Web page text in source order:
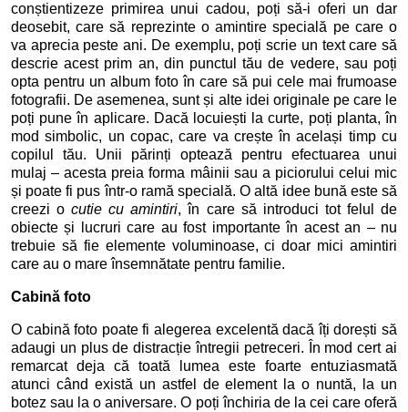
conștientizeze primirea unui cadou, poți să-i oferi un dar
deosebit, care să reprezinte o amintire specială pe care o
va aprecia peste ani. De exemplu, poți scrie un text care să
descrie acest prim an, din punctul tău de vedere, sau poți
opta pentru un album foto în care să pui cele mai frumoase
fotografii. De asemenea, sunt și alte idei originale pe care le
poți pune în aplicare. Dacă locuiești la curte, poți planta, în
mod simbolic, un copac, care va crește în același timp cu
copilul tău. Unii părinți optează pentru efectuarea unui
mulaj – acesta preia forma mâinii sau a piciorului celui mic
și poate fi pus într-o ramă specială. O altă idee bună este să
creezi ocutie cu amintiri, în care să introduci tot felul de
obiecte și lucruri care au fost importante în acest an – nu
trebuie să fie elemente voluminoase, ci doar mici amintiri
care au o mare însemnătate pentru familie.
Cabină foto
O cabină foto poate fi alegerea excelentă dacă îți dorești să
adaugi un plus de distracție întregii petreceri. În mod cert ai
remarcat deja că toată lumea este foarte entuziasmată
atunci când există un astfel de element la o nuntă, la un
botez sau la o aniversare. O poți închiria de la cei care oferă